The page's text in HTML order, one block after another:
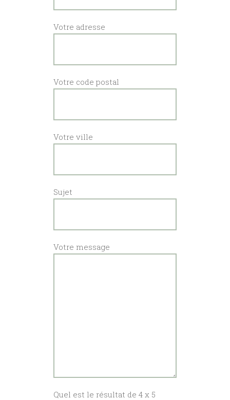
Votre adresse
Votre code postal
Votre ville
Sujet
Votre message
Quel est le résultat de 4 x 5